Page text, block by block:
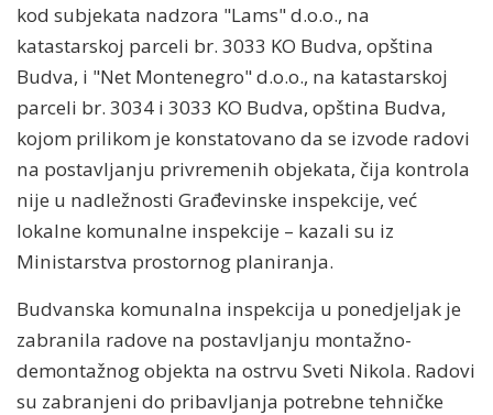
kod subjekata nadzora "Lams" d.o.o., na
katastarskoj parceli br. 3033 KO Budva, opština
Budva, i "Net Montenegro" d.o.o., na katastarskoj
parceli br. 3034 i 3033 KO Budva, opština Budva,
kojom prilikom je konstatovano da se izvode radovi
na postavljanju privremenih objekata, čija kontrola
nije u nadležnosti Građevinske inspekcije, već
lokalne komunalne inspekcije – kazali su iz
Ministarstva prostornog planiranja.
Budvanska komunalna inspekcija u ponedjeljak je
zabranila radove na postavljanju montažno-
demontažnog objekta na ostrvu Sveti Nikola. Radovi
su zabranjeni do pribavljanja potrebne tehničke